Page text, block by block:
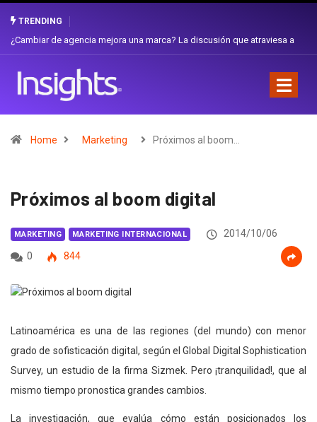
TRENDING
Gabriela Herrera y el arte de cambiarse el sombrero en Corporación
Home Marketing Próximos al boom…
Próximos al boom digital
MARKETING MARKETING INTERNACIONAL
2014/10/06
0
844
Latinoamérica es una de las regiones (del mundo) con menor
grado de sofisticación digital, según el Global Digital Sophistication
Survey, un estudio de la firma Sizmek. Pero ¡tranquilidad!, que al
mismo tiempo pronostica grandes cambios.
La investigación, que evalúa cómo están posicionados los